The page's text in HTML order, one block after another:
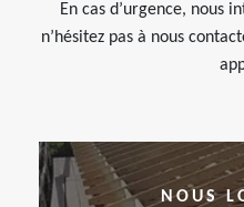
En cas d’urgence, nous
n’hésitez pas à nous
NOUS